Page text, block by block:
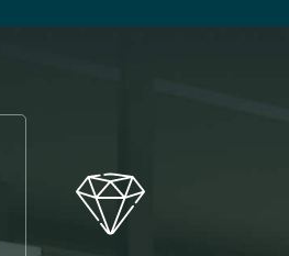
от 3400